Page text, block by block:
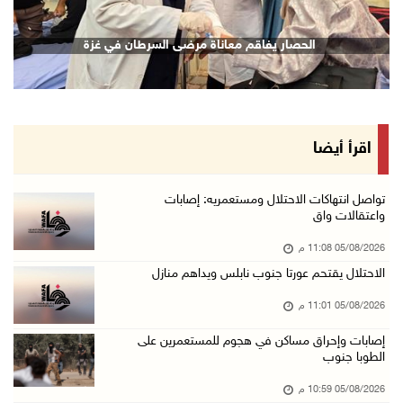
الرئيس يقلد قامات وطنية ومؤسسين في "اتحاد الك ...
05/آب/2026 08:47 م
قوات الاحتلال تنصب حاجزا عسكريا شرق بيت لحم
الرئيس يقلد عائلة القائد الوطني الراحل أحمد ع ...
باسم الرئيس: وزير الداخلية يمنح العميد جيسون ...
الاحتلال يقتحم كفر مالك ودير جرير ومستعمرون ي ...
"التربية" تخرج الفوج الأول من مدربي المعلمين ...
05/آب/2026 06:44 م
عبد السلام السيد يفوز بترشيح الديمقراطيين لمج ...
05/آب/2026 06:43 م
الحصار يفاقم معاناة مرضى السرطان في غزة
اقرأ أيضا
تواصل انتهاكات الاحتلال ومستعمريه: إصابات
واعتقالات واق
05/08/2026 11:08 م
الاحتلال يقتحم عورتا جنوب نابلس ويداهم منازل
05/08/2026 11:01 م
إصابات وإحراق مساكن في هجوم للمستعمرين على
الطوبا جنوب
05/08/2026 10:59 م